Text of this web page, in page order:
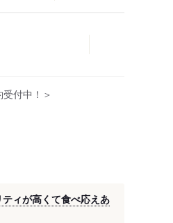
付中！＞
ィが高くて食べ応えあ